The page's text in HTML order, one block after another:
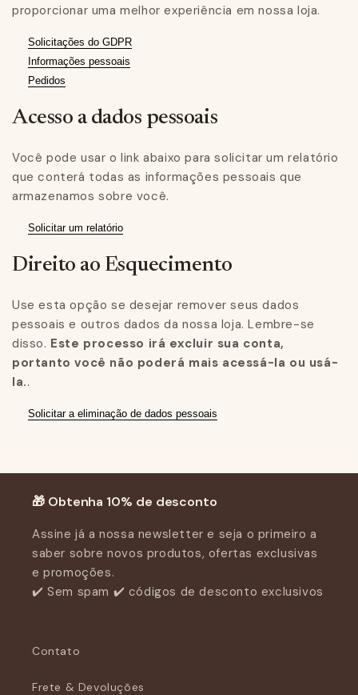
proporcionar uma melhor experiência em nossa loja.
Solicitações do GDPR
Informações pessoais
Pedidos
Acesso a dados pessoais
Você pode usar o link abaixo para solicitar um relatório
que conterá todas as informações pessoais que
armazenamos sobre você.
Solicitar um relatório
Direito ao Esquecimento
Use esta opção se desejar remover seus dados
pessoais e outros dados da nossa loja. Lembre-se
disso. Este processo irá excluir sua conta,
portanto você não poderá mais acessá-la ou usá-
la..
Solicitar a eliminação de dados pessoais
🎁 Obtenha 10% de desconto
Assine já a nossa newsletter e seja o primeiro a
saber sobre novos produtos, ofertas exclusivas
e promoções.
✔️ Sem spam ✔️ códigos de desconto exclusivos
Contato
Frete & Devoluções